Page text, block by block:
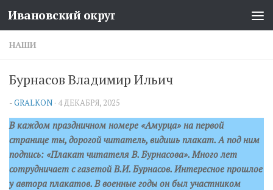
Перейти к содержимому
Ивановский округ
НАШИ
Бурнасов Владимир Ильич
-GRALKON · 4 ДЕКАБРЯ, 2025
В каждом праздничном номере «Амурца» на первой
странице ты, дорогой читатель, видишь плакат. А под ним
подпись: «Плакат читателя В. Бурнасова». Много лет
сотрудничает с газетой В.И. Бурнасов. Интересное прошлое
у автора плакатов. В военные годы он был участником